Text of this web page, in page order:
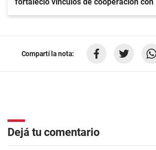
Compartí la nota:
Dejá tu comentario